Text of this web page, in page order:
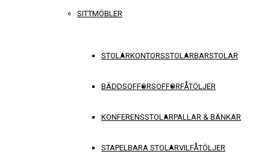
SITTMÖBLER
STOLARKONTORSSTOLARBARSTOLAR
BÄDDSOFFORSOFFORFÅTÖLJER
KONFERENSSTOLARPALLAR & BÄNKAR
STAPELBARA STOLARVILFÅTÖLJER